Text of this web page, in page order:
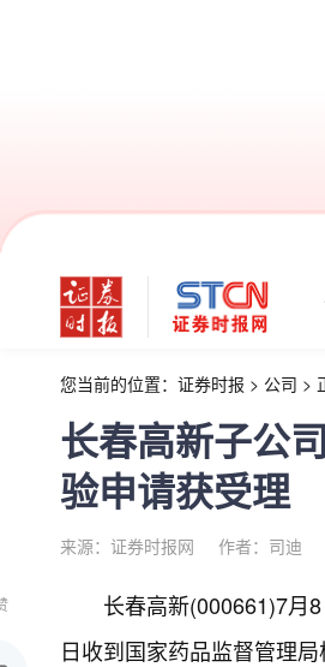
您当前的位置： 证券时报 > 公司 >
长春高新子公
验申请获受理
来源：证券时报网 作者：司迪
长春高新(000661)7月
日收到国家药品监督管理